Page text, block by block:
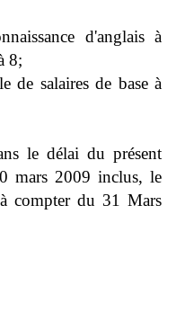
d'anglais à
8;
de salaires de base à
le délai du présent
mars 2009 inclus, le
compter du 31 Mars